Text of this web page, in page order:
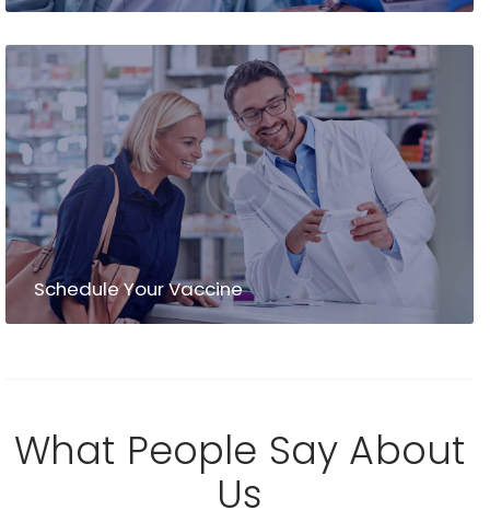
Schedule Your Vaccine
What People Say About
Us